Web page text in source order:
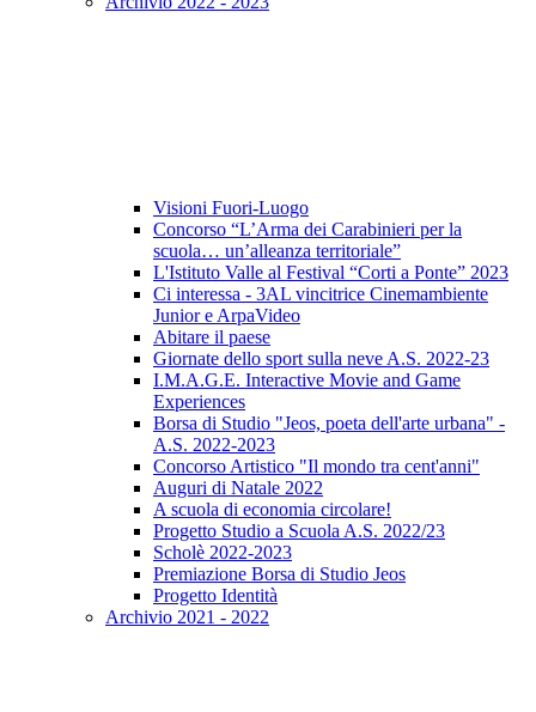
Visioni Fuori-Luogo
Concorso “L’Arma dei Carabinieri per la
scuola… un’alleanza territoriale”
L'Istituto Valle al Festival “Corti a Ponte” 2023
Ci interessa - 3AL vincitrice Cinemambiente
Junior e ArpaVideo
Abitare il paese
Giornate dello sport sulla neve A.S. 2022-23
I.M.A.G.E. Interactive Movie and Game
Experiences
Borsa di Studio "Jeos, poeta dell'arte urbana" -
A.S. 2022-2023
Concorso Artistico "Il mondo tra cent'anni"
Auguri di Natale 2022
A scuola di economia circolare!
Progetto Studio a Scuola A.S. 2022/23
Scholè 2022-2023
Premiazione Borsa di Studio Jeos
Progetto Identità
Archivio 2021 - 2022